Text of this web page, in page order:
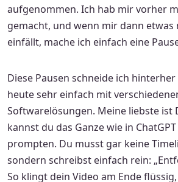
aufgenommen. Ich hab mir vorher
gemacht, und wenn mir dann
einfällt, mache ich einfach eine
Diese Pausen schneide ich
heute sehr einfach mit
Softwarelösungen. Meine liebste ist
kannst du das Ganze wie in
prompten. Du musst gar keine
sondern schreibst einfach rein:
So klingt dein Video am Ende